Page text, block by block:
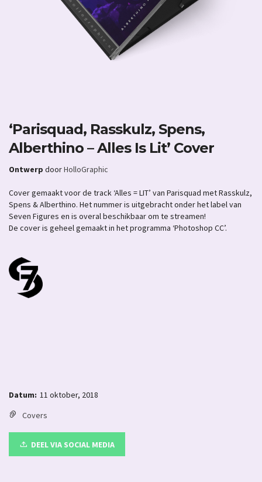
‘Parisquad, Rasskulz, Spens,
Alberthino – Alles Is Lit’ Cover
Ontwerp doorHolloGraphic
Cover gemaakt voor de track ‘Alles = LIT’ van Parisquad met Rasskulz,
Spens & Alberthino. Het nummer is uitgebracht onder het label van
Seven Figures en is overal beschikbaar om te streamen!
De cover is geheel gemaakt in het programma ‘Photoshop CC’.
Datum: 11 oktober, 2018
Covers
DEEL VIA SOCIAL MEDIA